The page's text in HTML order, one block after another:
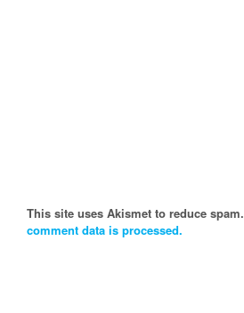
This site uses Akismet to reduce spam.
comment data is processed.